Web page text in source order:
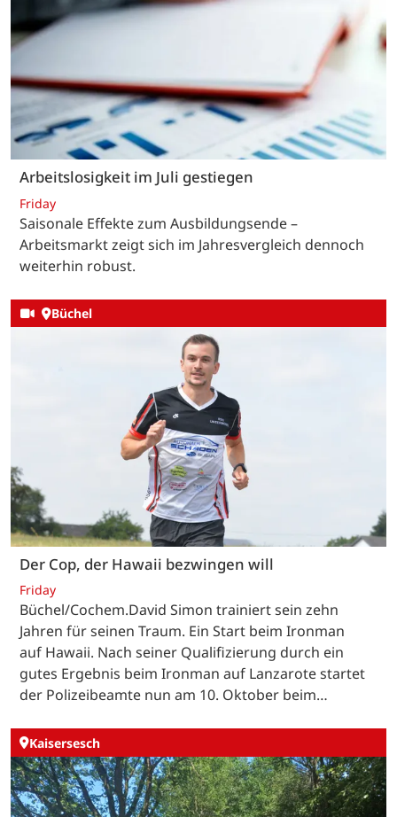
Arbeitslosigkeit im Juli gestiegen
Friday
Saisonale Effekte zum Ausbildungsende –
Arbeitsmarkt zeigt sich im Jahresvergleich dennoch
weiterhin robust.
Büchel
Der Cop, der Hawaii bezwingen will
Friday
Büchel/Cochem.David Simon trainiert sein zehn
Jahren für seinen Traum. Ein Start beim Ironman
auf Hawaii. Nach seiner Qualifizierung durch ein
gutes Ergebnis beim Ironman auf Lanzarote startet
der Polizeibeamte nun am 10. Oktober beim…
Kaisersesch